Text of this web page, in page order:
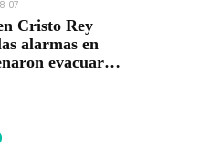
07
Cristo Rey
alarmas en
evacuar